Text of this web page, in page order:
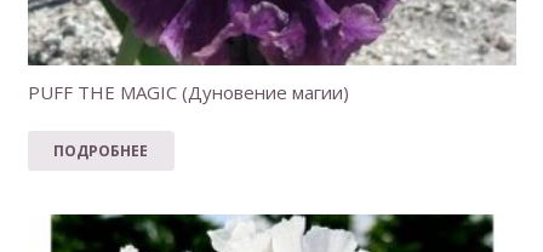
PUFF THE MAGIC (Дуновение магии)
ПОДРОБНЕЕ